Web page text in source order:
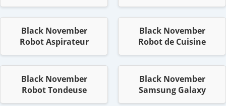
Black November
Robot Aspirateur
Black November
Robot de Cuisine
Black November
Robot Tondeuse
Black November
Samsung Galaxy